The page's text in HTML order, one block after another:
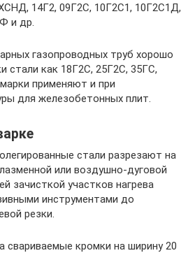
14Г2, 09Г2С, 10Г2С1, 10Г2С1Д,
и др.
газопроводных труб хорошо
стали как 18Г2С, 25Г2С, 35ГС,
применяют и при
для железобетонных плит.
стали разрезают на
или воздушно-дуговой
зачисткой участков нагрева
инструментами до
резки.
свариваемые кромки на ширину 20